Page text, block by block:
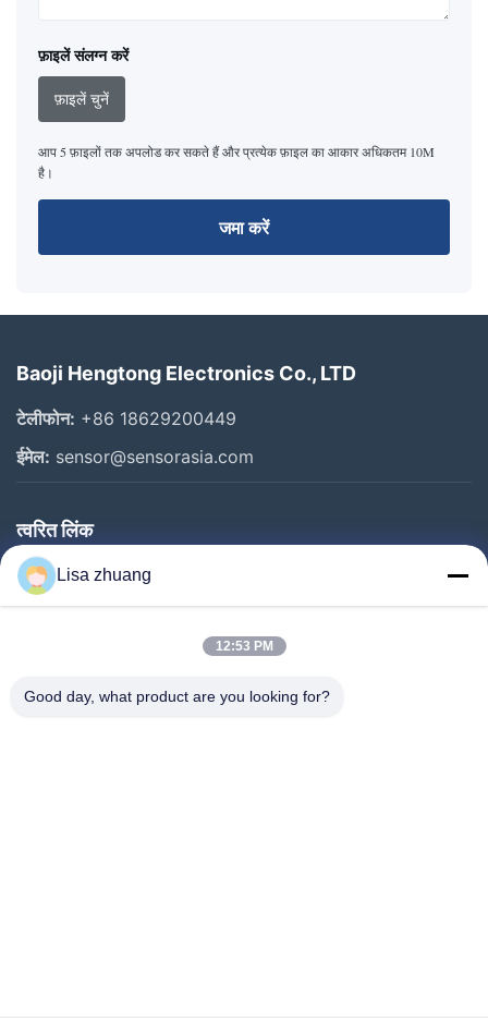
फ़ाइलें संलग्न करें
फ़ाइलें चुनें
आप 5 फ़ाइलों तक अपलोड कर सकते हैं और प्रत्येक फ़ाइल का आकार अधिकतम 10M
है।
जमा करें
Baoji Hengtong Electronics Co., LTD
टेलीफोन: +86 18629200449
ईमेल: sensor@sensorasia.com
त्वरित लिंक
घर
उत्पादों
हमारे बारे में
Lisa zhuang
12:53 PM
Good day, what product are you looking for?